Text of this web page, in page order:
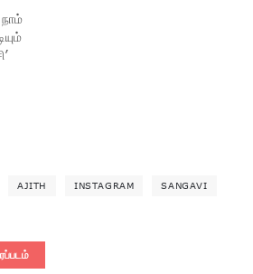
AJITH INSTAGRAM SANGAVI